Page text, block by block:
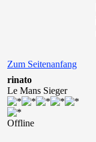
Zum Seitenanfang
rinato
Le Mans Sieger
Offline